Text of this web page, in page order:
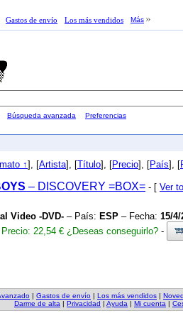
Gastos de envío Los más vendidos Más
Búsqueda avanzada Preferencias
↑], [Artista], [Título], [Precio], [País], [
– DISCOVERY =BOX= - [ Ver
Video -DVD- – País: ESP – Fecha: 15/4/
Precio: 22,54 € ¿Deseas conseguirlo? -
| Gastos de envío | Los más vendidos |
Darme de alta | Privacidad | Ayuda | Mi cuenta |